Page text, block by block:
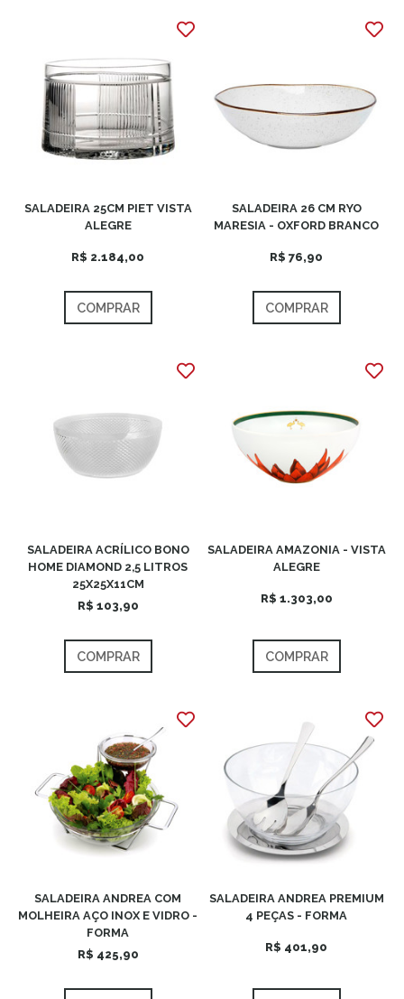
SALADEIRA 25CM PIET VISTA
ALEGRE
R$ 2.184,00
COMPRAR
SALADEIRA 26 CM RYO
MARESIA - OXFORD BRANCO
R$ 76,90
COMPRAR
SALADEIRA ACRÍLICO BONO
HOME DIAMOND 2,5 LITROS
25X25X11CM
R$ 103,90
COMPRAR
SALADEIRA AMAZONIA - VISTA
ALEGRE
R$ 1.303,00
COMPRAR
SALADEIRA ANDREA COM
MOLHEIRA AÇO INOX E VIDRO -
FORMA
R$ 425,90
SALADEIRA ANDREA PREMIUM
4 PEÇAS - FORMA
R$ 401,90